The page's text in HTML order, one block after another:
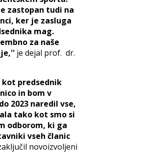
zastopan tudi na
ker je zasluga
mag.
za naše
je dejal prof. dr.
predsednik
in bom v
2023 naredil vse,
tako kot smo si
odborom, ki ga
vseh članic
novoizvoljeni